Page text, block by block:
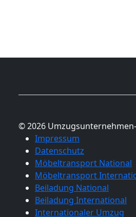
© 2026
Impressum
Datenschutz
Möbeltransport National
Möbeltransport
Beiladung National
Beiladung International
Internationaler Umzug